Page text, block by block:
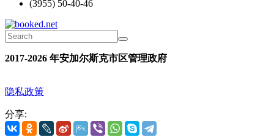
(3955) 50-40-46
2017-2026 年安加尔斯克市区管理政府
隐私政策
分享: